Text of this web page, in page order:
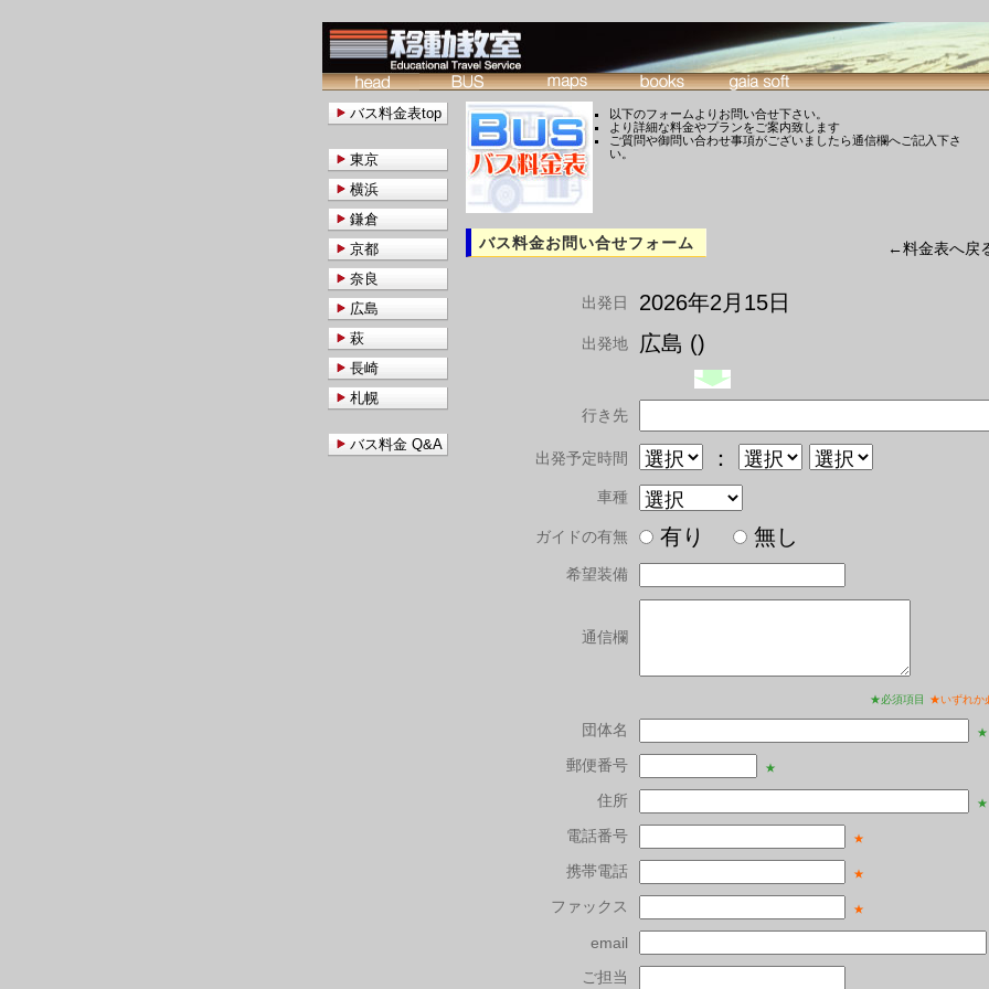
以下のフォームよりお問い合せ下さい。
より詳細な料金やプランをご案内致します
ご質問や御問い合わせ事項がございましたら通信欄へご記入下さ
い。
バス料金お問い合せフォーム ←料金表へ戻
出発日 2026年2月15日
出発地 広島 ()
行き先
出発予定時間 ：
車種
ガイドの有無 有り 無し
希望装備
通信欄
★必須項目 ★いずれか
団体名 ★
郵便番号 ★
住所 ★
電話番号 ★
携帯電話 ★
ファックス ★
email
ご担当
バス料金表top
東京
横浜
鎌倉
京都
奈良
広島
萩
長崎
札幌
バス料金 Q&A